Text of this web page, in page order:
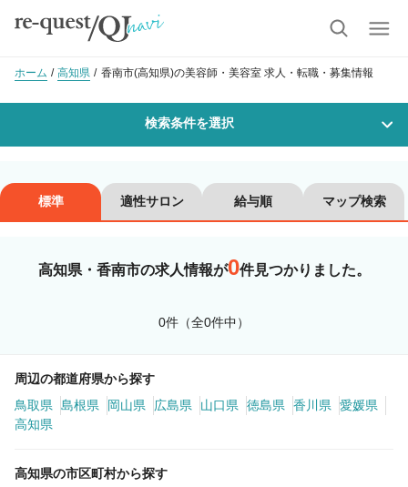
ホーム 高知県 香南市(高知県)の美容師・美容室 求人・転職・募集情報
検索条件を選択
沿線・駅を選択 市区町村を選択
美容師スタイリスト 美容師アシスタント
ヘアメイク・美容部員
標準 適性サロン 給与順 マップ検索
高知県・香南市の求人情報が0件見つかりました。
0件（全0件中）
周辺の都道府県から探す
鳥取県
島根県 岡山県 広島県 山口県 徳島県 香川県
愛媛県
高知県
高知県の市区町村から探す